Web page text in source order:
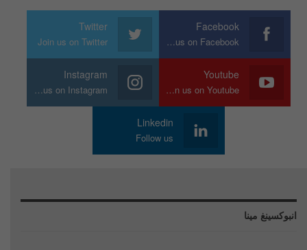
Facebook
Join us on Facebook
Twitter
Join us on Twitter
Youtube
Join us on Youtube
Instagram
Join us on Instagram
Linkedin
Follow us
انبوكسينغ مينا